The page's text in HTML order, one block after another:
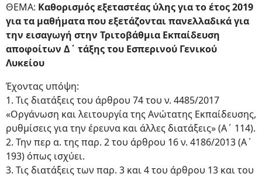
ΘΕΜΑ: Καθορισμός εξεταστέας ύλης για το έτος 2019
για τα μαθήματα που εξετάζονται πανελλαδικά για
την εισαγωγή στην Τριτοβάθμια Εκπαίδευση
αποφοίτων Δ΄ τάξης του Εσπερινού Γενικού
Λυκείου
Έχοντας υπόψη:
1. Τις διατάξεις του άρθρου 74 του ν. 4485/2017
«Οργάνωση και λειτουργία της Ανώτατης Εκπαίδευσης,
ρυθμίσεις για την έρευνα και άλλες διατάξεις» (Α΄ 114).
2. Την περ α. της παρ. 2 του άρθρου 16 ν. 4186/2013 (Α΄
193) όπως ισχύει.
3. Τις διατάξεις των παρ. 3 και 4 του άρθρου 13 και του